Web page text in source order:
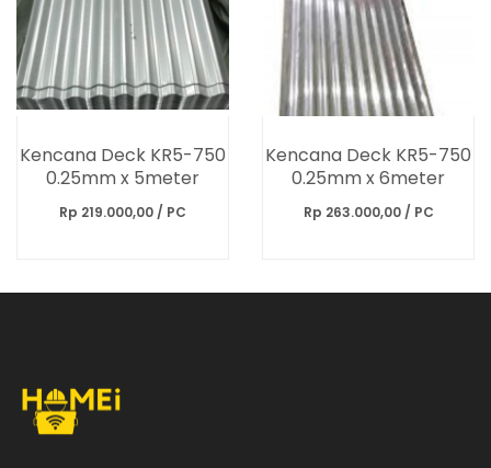
Kencana Deck KR5-750
0.25mm x 5meter
Rp 219.000,00 / PC
Kencana Deck KR5-750
0.25mm x 6meter
Rp 263.000,00 / PC